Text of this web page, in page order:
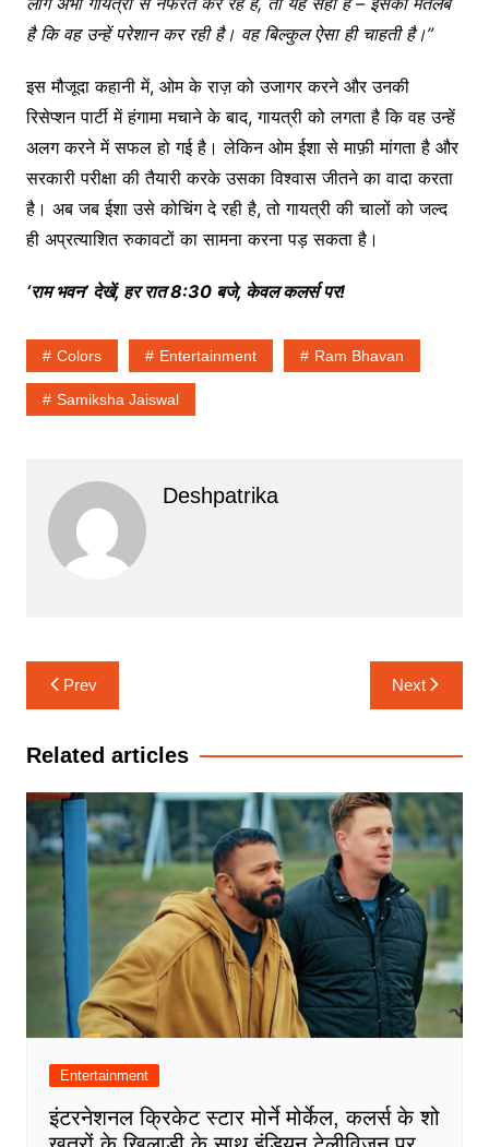
है कि वह उन्हें परेशान कर रही है। वह बिल्कुल ऐसा ही चाहती है।”
इस मौजूदा कहानी में, ओम के राज़ को उजागर करने और उनकी
रिसेप्शन पार्टी में हंगामा मचाने के बाद, गायत्री को लगता है कि वह उन्हें
अलग करने में सफल हो गई है। लेकिन ओम ईशा से माफ़ी मांगता है और
सरकारी परीक्षा की तैयारी करके उसका विश्वास जीतने का वादा करता
है। अब जब ईशा उसे कोचिंग दे रही है, तो गायत्री की चालों को जल्द
ही अप्रत्याशित रुकावटों का सामना करना पड़ सकता है।
‘राम भवन’ देखें, हर रात8:30 बजे, केवल कलर्स पर!
Colors Entertainment Ram Bhavan
Samiksha Jaiswal
Deshpatrika
Post
navigation
Prev Next
Related articles
Entertainment
इंटरनेशनल क्रिकेट स्टार मोर्ने मोर्केल, कलर्स के शो